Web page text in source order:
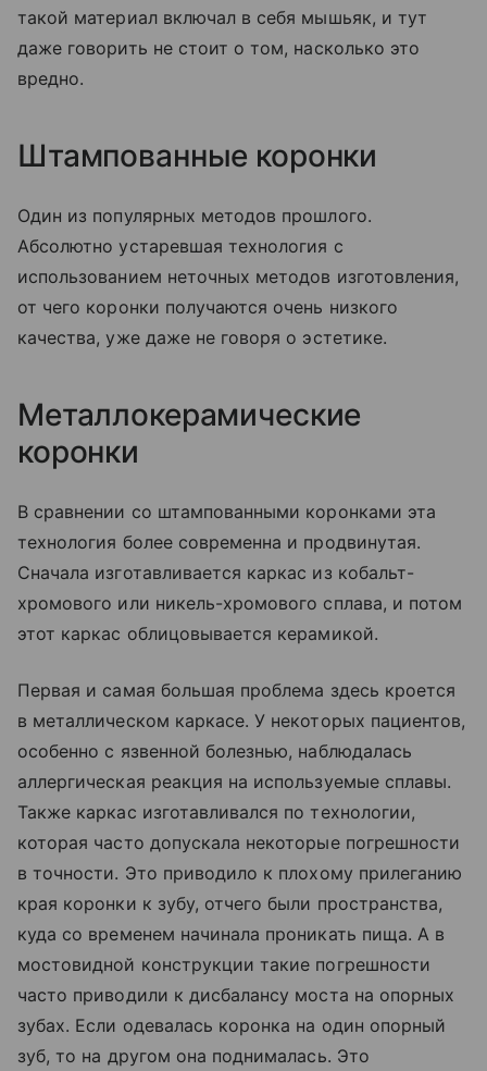
такой материал включал в себя мышьяк, и тут
даже говорить не стоит о том, насколько это
вредно.
Штампованные коронки
Один из популярных методов прошлого.
Абсолютно устаревшая технология с
использованием неточных методов изготовления,
от чего коронки получаются очень низкого
качества, уже даже не говоря о эстетике.
Металлокерамические
коронки
В сравнении со штампованными коронками эта
технология более современна и продвинутая.
Сначала изготавливается каркас из кобальт-
хромового или никель-хромового сплава, и потом
этот каркас облицовывается керамикой.
Первая и самая большая проблема здесь кроется
в металлическом каркасе. У некоторых пациентов,
особенно с язвенной болезнью, наблюдалась
аллергическая реакция на используемые сплавы.
Также каркас изготавливался по технологии,
которая часто допускала некоторые погрешности
в точности. Это приводило к плохому прилеганию
края коронки к зубу, отчего были пространства,
куда со временем начинала проникать пища. А в
мостовидной конструкции такие погрешности
часто приводили к дисбалансу моста на опорных
зубах. Если одевалась коронка на один опорный
зуб, то на другом она поднималась. Это